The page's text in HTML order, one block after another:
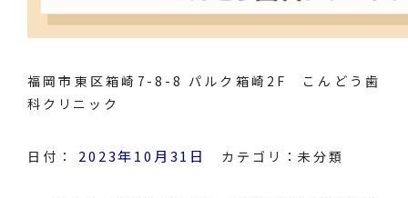
福岡市東区箱崎7-8-8 パルク箱崎2F こんどう歯
科クリニック
日付： 2023年10月31日 カテゴリ：未分類